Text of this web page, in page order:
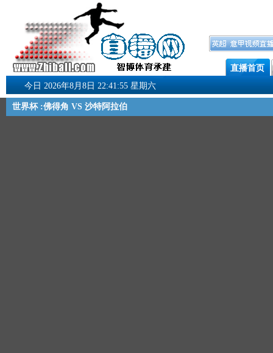
直播首页
今日 2026年8月8日 22:41:55 星期六
世界杯 :佛得角 VS 沙特阿拉伯